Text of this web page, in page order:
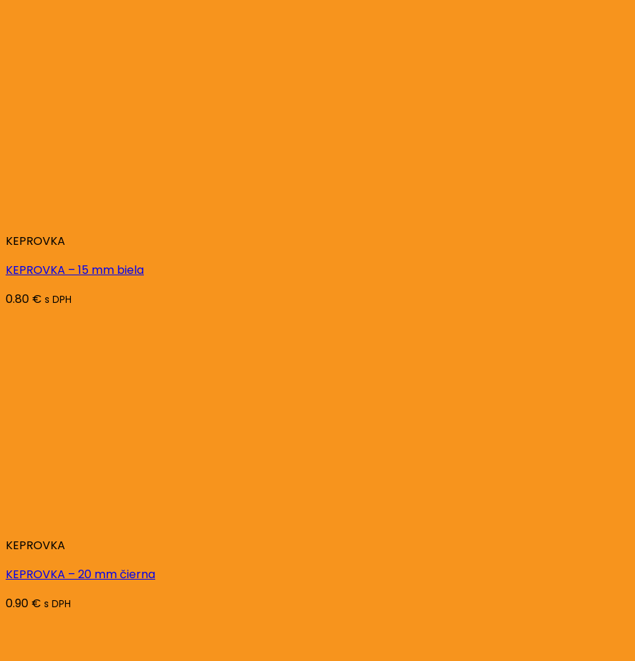
KEPROVKA
KEPROVKA – 15 mm biela
0.80 € s DPH
KEPROVKA
KEPROVKA – 20 mm čierna
0.90 € s DPH